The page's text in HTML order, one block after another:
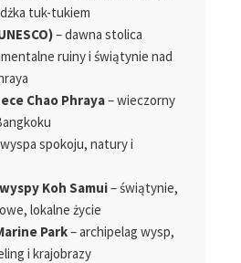
tuk-tukiem
– dawna stolica
ruiny i świątynie nad
Chao Phraya– wieczorny
spokoju, natury i
Koh Samui– świątynie,
lokalne życie
Park– archipelag wysp,
i krajobrazy